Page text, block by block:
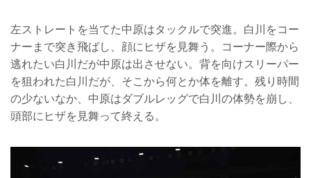
左ストレートを当てた中原はタックルで突進。白川をコー
ナーまで突き飛ばし、顔にヒザを見舞う。コーナー際から
逃れたい白川だが中原は出させない。背を向けスリーパー
を狙われた白川だが、そこから何とか体を離す。残り時間
の少ないなか、中原はダブルレッグで白川の体勢を崩し、
頭部にヒザを見舞って終える。